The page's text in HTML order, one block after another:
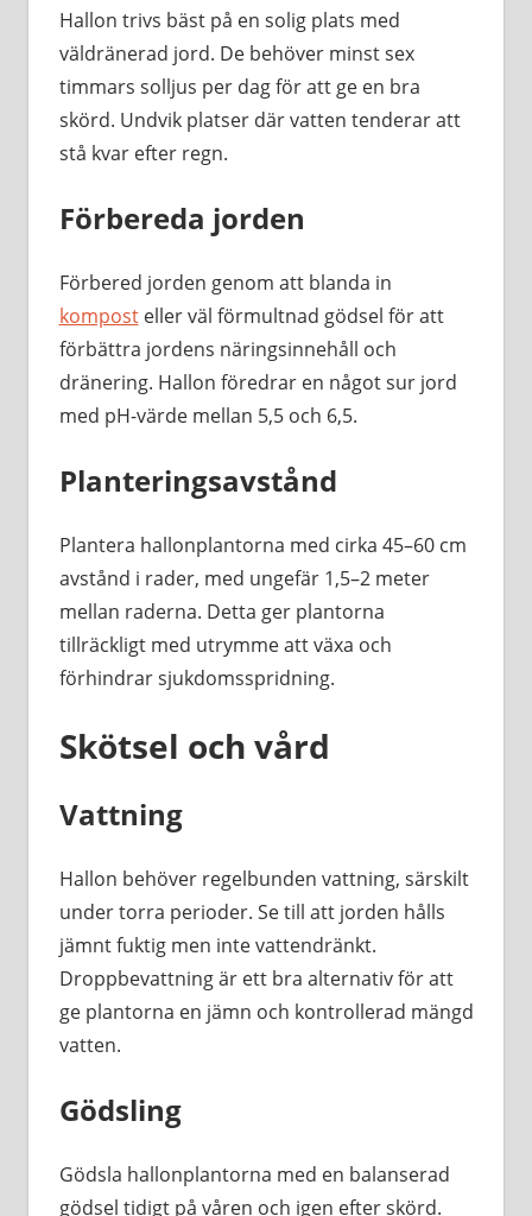
Hallon trivs bäst på en solig plats med
väldränerad jord. De behöver minst sex
timmars solljus per dag för att ge en bra
skörd. Undvik platser där vatten tenderar att
stå kvar efter regn.
Förbereda jorden
Förbered jorden genom att blanda in
komposteller väl förmultnad gödsel för att
förbättra jordens näringsinnehåll och
dränering. Hallon föredrar en något sur jord
med pH-värde mellan 5,5 och 6,5.
Planteringsavstånd
Plantera hallonplantorna med cirka 45–60 cm
avstånd i rader, med ungefär 1,5–2 meter
mellan raderna. Detta ger plantorna
tillräckligt med utrymme att växa och
förhindrar sjukdomsspridning.
Skötsel och vård
Vattning
Hallon behöver regelbunden vattning, särskilt
under torra perioder. Se till att jorden hålls
jämnt fuktig men inte vattendränkt.
Droppbevattning är ett bra alternativ för att
ge plantorna en jämn och kontrollerad mängd
vatten.
Gödsling
Gödsla hallonplantorna med en balanserad
gödsel tidigt på våren och igen efter skörd.